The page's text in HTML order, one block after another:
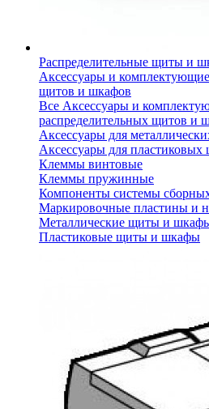
Распределительные щиты и
Аксессуары и
щитов и шкафов
Все Аксессуары и
распределительных щитов и
Аксессуары для
Аксессуары для
Клеммы винтовые
Клеммы пружинные
Компоненты системы
Маркировочные пластины и
Металлические щиты и
Пластиковые щиты и шкафы